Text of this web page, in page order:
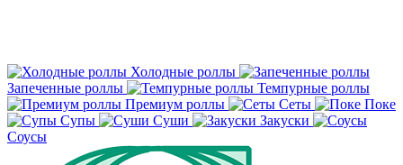
Холодные роллы
Запеченные роллы
Темпурные роллы
Премиум роллы
Сеты
Поке
Супы
Суши
Закуски
Соусы